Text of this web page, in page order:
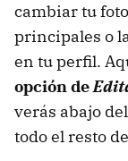
cambiar tu
principales o
en tu perfil.
opción de
verás abajo
todo el resto